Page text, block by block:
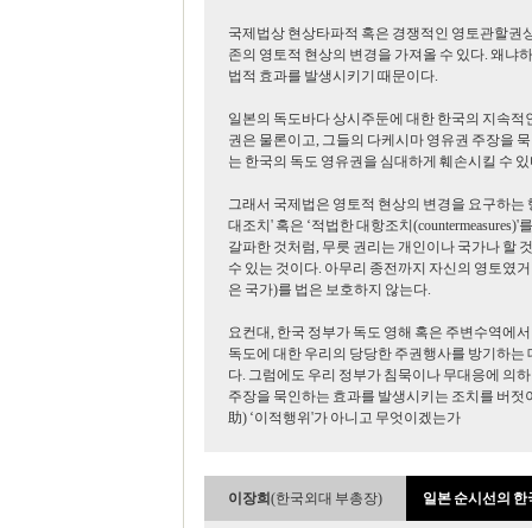
국제법상 현상타파적 혹은 경쟁적인 영토관할권
존의 영토적 현상의 변경을 가져올 수 있다. 왜냐
법적 효과를 발생시키기 때문이다.
일본의 독도바다 상시주둔에 대한 한국의 지속
권은 물론이고, 그들의 다케시마 영유권 주장을
는 한국의 독도 영유권을 심대하게 훼손시킬 수
그래서 국제법은 영토적 현상의 변경을 요구하는
대조치' 혹은 ‘적법한 대항조치
갈파한 것처럼, 무릇 권리는 개인이나 국가나 할
수 있는 것이다. 아무리 종전까지 자신의 영토였
은 국가)를 법은 보호하지 않는다.
요컨대, 한국 정부가 독도 영해 혹은 주변수역에
독도에 대한 우리의 당당한 주권행사를 방기하는
다. 그럼에도 우리 정부가 침묵이나 무대응에 의
주장을 묵인하는 효과를 발생시키는 조치를 버
助) ‘이적행위'가 아니고 무엇이겠는가
이장희 (한국외대 부총장) 일본 순시선의